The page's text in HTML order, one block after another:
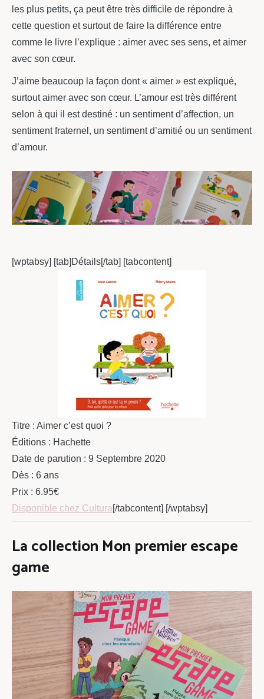
les plus petits, ça peut être très difficile de répondre à
cette question et surtout de faire la différence entre
comme le livre l’explique : aimer avec ses sens, et aimer
avec son cœur.
J’aime beaucoup la façon dont « aimer » est expliqué,
surtout aimer avec son cœur. L’amour est très différent
selon à qui il est destiné : un sentiment d’affection, un
sentiment fraternel, un sentiment d’amitié ou un sentiment
d’amour.
[wptabsy] [tab]Détails[/tab] [tabcontent]
Titre : Aimer c’est quoi ?
Éditions : Hachette
Date de parution : 9 Septembre 2020
Dès : 6 ans
Prix : 6.95€
Disponible chez Cultura[/tabcontent] [/wptabsy]
La collection Mon premier escape
game